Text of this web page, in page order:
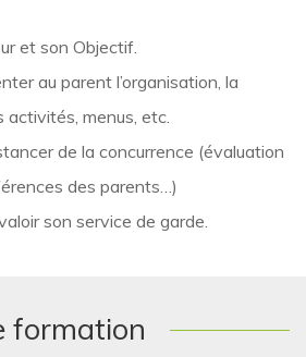
et son Objectif.
au parent l’organisation, la
activités, menus, etc.
de la concurrence (évaluation
des parents…)
son service de garde.
formation